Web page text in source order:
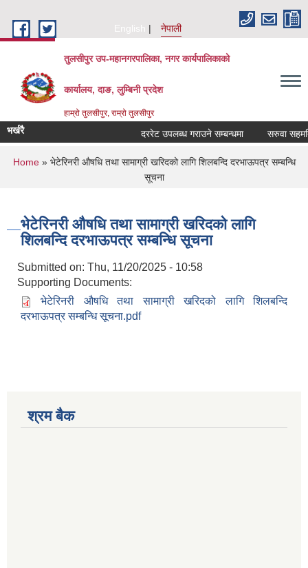
English
नेपाली
तुलसीपुर उप-महानगरपालिका, नगर कार्यपालिकाको
कार्यालय, दाङ, लुम्बिनी प्रदेश
हाम्रो तुलसीपुर, राम्रो तुलसीपुर
भर्खरै दररेट उपलब्ध गराउने सम्बन्धमा सरुवा
You are here
Home» भेटेरिनरी औषधि तथा सामाग्री खरिदको लागि शिलबन्दि दरभाऊपत्र सम्बन्धि
सूचना
भेटेरिनरी औषधि तथा सामाग्री खरिदको लागि
शिलबन्दि दरभाऊपत्र सम्बन्धि सूचना
Submitted on: Thu, 11/20/2025 - 10:58
Supporting Documents:
भेटेरिनरी औषधि तथा सामाग्री खरिदको लागि शिलबन्दि
दरभाऊपत्र सम्बन्धि सूचना.pdf
श्रम बैक